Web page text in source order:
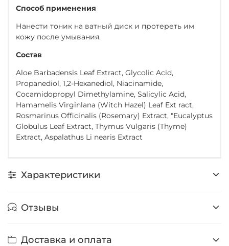
Способ применения
Нанести тоник на ватный диск и протереть им
кожу после умывания.
Состав
Aloe Barbadensis Leaf Extract, Glycolic Acid,
Propanediol, 1,2-Hexanediol, Niacinamide,
Cocamidopropyl Dimethylamine, Salicylic Acid,
Hamamelis Virginlana (Witch Hazel) Leaf Ext ract,
Rosmarinus Officinalis (Rosemary) Extract, "Eucalyptus
Globulus Leaf Extract, Thymus Vulgaris (Thyme)
Extract, Aspalathus Li nearis Extract
Характеристики
Отзывы
Доставка и оплата